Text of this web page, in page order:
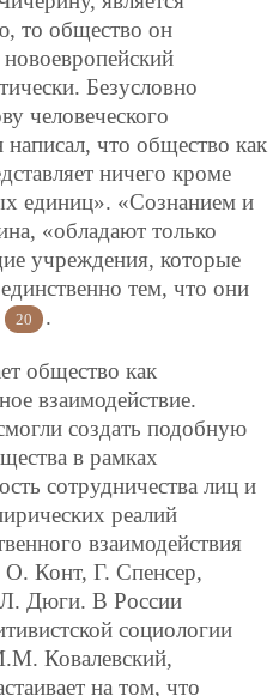
то общество он
новоевропейский
Безусловно
человеческого
что общество как
ничего кроме
единиц». «Сознанием и
«обладают только
учреждения, которые
тем, что они
20 .
общество как
взаимодействие.
создать подобную
в рамках
сотрудничества лиц и
реалий
взаимодействия
Конт, Г. Спенсер,
Дюги. В России
социологии
Ковалевский,
на том, что